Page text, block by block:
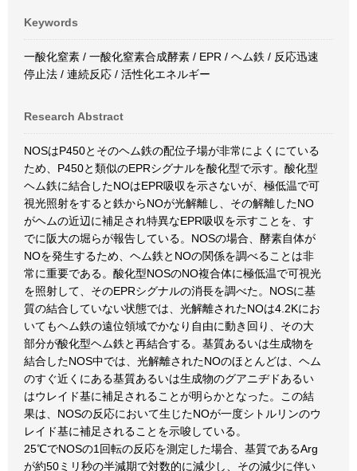
Keywords
一酸化窒素 / 一酸化窒素合成酵素 / EPR / ヘム鉄 / 反応迅速
停止法 / 連続反応 / 活性化エネルギー
Research Abstract
NOSはP450とそのヘム鉄の配位子場が非常によくにている
ため、P450と類似のEPRシグナルを酸化型で示す。酸化型
ヘム鉄に結合したNOはEPR吸収を示さないが、極低温で可
視光照射をすると鉄からNOが光解離し、その解離したNO
がヘムの近辺に補足され特異なEPR吸収を示すことを、す
でに阪大の堀らが報告している。NOSの場合、酵素自体が
NOを発生するため、ヘム鉄とNOの関係を調べることは非
常に重要である。酸化型NOSのNO複合体に極低温で可視光
を照射して、そのEPRシグナルの消長を調べた。NOSに基
質の結合していない状態では、光解離されたNOは4.2Kにお
いてもヘム鉄の遠位領域でかなり自由に動き回り、その大
部分が酸化型ヘム鉄と再結合する。基質あるいは生成物を
結合したNOS中では、光解離されたNOのほとんどは、ヘム
のすぐ近くにある基質あるいは生成物のグアニヂドあるい
はウレイド基に補足されることが明らかとなった。この結
果は、NOSの反応において生じたNOが一度シトルリンのウ
レイド基に補足されることを示唆している。
25℃でNOSの1回転の反応を測定した場合、基質であるArg
が約50ミリ秒の半減期で対数的に減少し、その減少に伴い